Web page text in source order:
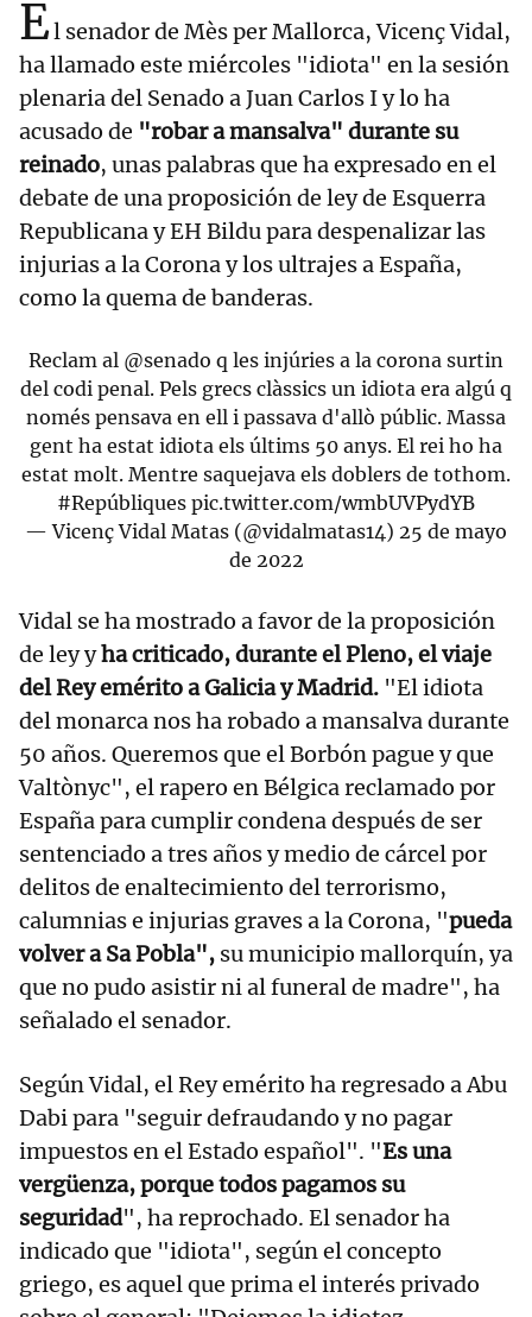
El senador de Mès per Mallorca, Vicenç Vidal,
ha llamado este miércoles "idiota" en la sesión
plenaria del Senado a Juan Carlos I y lo ha
acusado de "robar a mansalva" durante su
reinado, unas palabras que ha expresado en el
debate de una proposición de ley de Esquerra
Republicana y EH Bildu para despenalizar las
injurias a la Corona y los ultrajes a España,
como la quema de banderas.
Reclam al @senado q les injúries a la corona surtin
del codi penal. Pels grecs clàssics un idiota era algú q
només pensava en ell i passava d'allò públic. Massa
gent ha estat idiota els últims 50 anys. El rei ho ha
estat molt. Mentre saquejava els doblers de tothom.
#Repúbliques pic.twitter.com/wmbUVPydYB
— Vicenç Vidal Matas (@vidalmatas14) 25 de mayo
de 2022
Vidal se ha mostrado a favor de la proposición
de ley yha criticado, durante el Pleno, el viaje
del Rey emérito a Galicia y Madrid. "El idiota
del monarca nos ha robado a mansalva durante
50 años. Queremos que el Borbón pague y que
Valtònyc", el rapero en Bélgica reclamado por
España para cumplir condena después de ser
sentenciado a tres años y medio de cárcel por
delitos de enaltecimiento del terrorismo,
calumnias e injurias graves a la Corona, "pueda
volver a Sa Pobla", su municipio mallorquín, ya
que no pudo asistir ni al funeral de madre", ha
señalado el senador.
Según Vidal, el Rey emérito ha regresado a Abu
Dabi para "seguir defraudando y no pagar
impuestos en el Estado español". "Es una
vergüenza, porque todos pagamos su
seguridad", ha reprochado. El senador ha
indicado que "idiota", según el concepto
griego, es aquel que prima el interés privado